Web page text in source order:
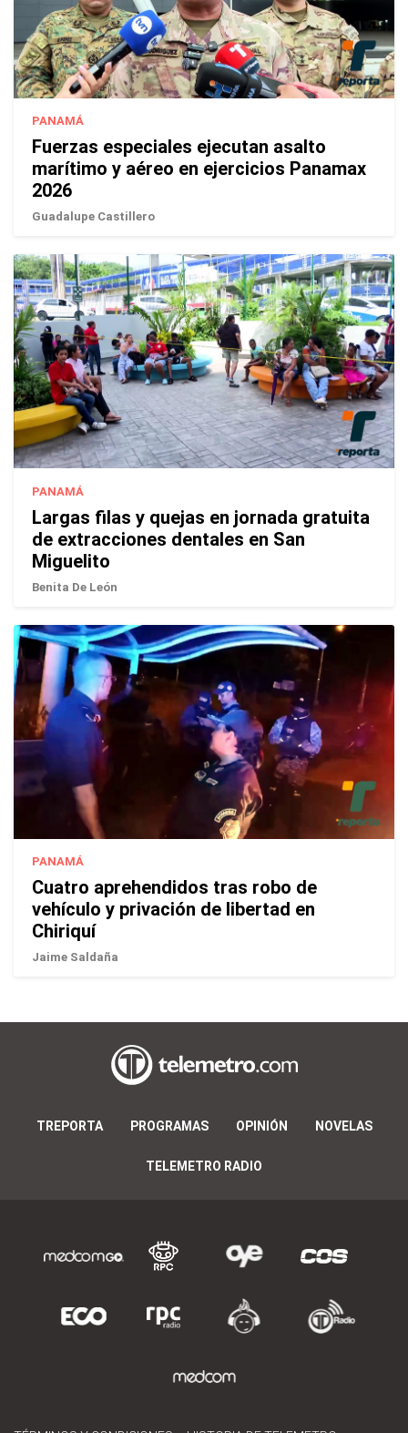
PANAMÁ
Fuerzas especiales ejecutan asalto
marítimo y aéreo en ejercicios Panamax
2026
Guadalupe Castillero
PANAMÁ
Largas filas y quejas en jornada gratuita
de extracciones dentales en San
Miguelito
Benita De León
PANAMÁ
Cuatro aprehendidos tras robo de
vehículo y privación de libertad en
Chiriquí
Jaime Saldaña
TREPORTA PROGRAMAS OPINIÓN NOVELAS
TELEMETRO RADIO